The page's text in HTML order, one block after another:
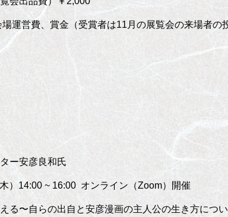
営費、賞金（受賞者は11月の展覧会の来場者の
安彦良和氏
~ 16:00 オンライン（Zoom）開催
〜自らの出自と安彦漫画の主人公の生き方につ